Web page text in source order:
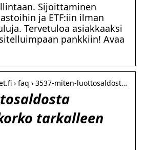
Sijoittaminen
ja ETF:iin ilman
Tervetuloa asiakkaaksi
pankkiin! Avaa
› faq › 3537-miten-luottosaldost…
tarkalleen